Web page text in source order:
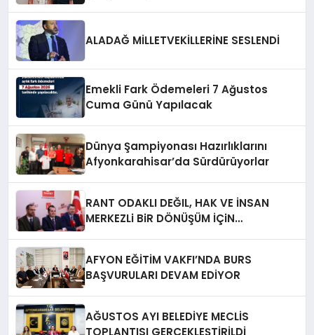
ALADAĞ MİLLETVEKİLLERİNE SESLENDİ
Emekli Fark Ödemeleri 7 Ağustos
Cuma Günü Yapılacak
Dünya Şampiyonası Hazırlıklarını
Afyonkarahisar’da Sürdürüyorlar
RANT ODAKLI DEĞIL, HAK VE İNSAN
MERKEZLi BiR DÖNÜŞÜM İÇiN
AFYON EĞİTİM VAKFI’NDA BURS
BAŞVURULARI DEVAM EDİYOR
AĞUSTOS AYI BELEDİYE MECLİS
TOPLANTISI GERÇEKLEŞTİRİLDİ